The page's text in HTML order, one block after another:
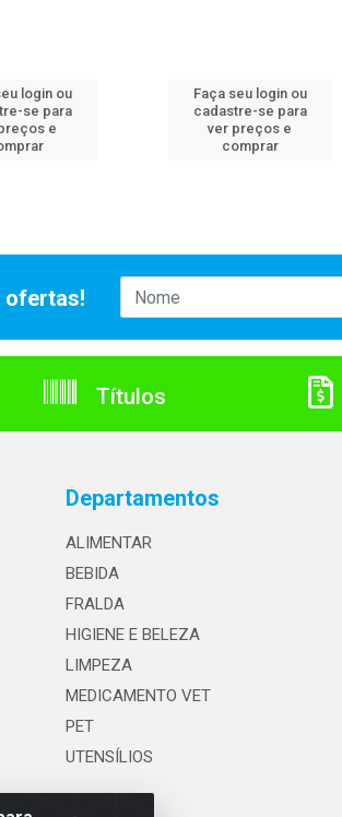
login ou
se para
e
Faça seu login ou
cadastre-se para
ver preços e
comprar
ofertas!
Títulos
Departamentos
ALIMENTAR
BEBIDA
FRALDA
HIGIENE E BELEZA
LIMPEZA
MEDICAMENTO VET
PET
UTENSÍLIOS